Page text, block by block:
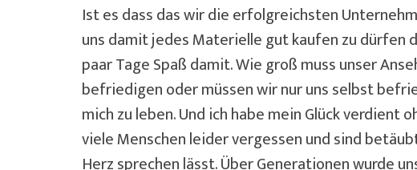
Ist es dass das wir die erfolgreichsten
uns damit jedes Materielle gut kaufen zu dürfen
paar Tage Spaß damit. Wie groß muss unser
befriedigen oder müssen wir nur uns selbst
mich zu leben. Und ich habe mein Glück verdient
viele Menschen leider vergessen und sind
Herz sprechen lässt. Über Generationen wurde